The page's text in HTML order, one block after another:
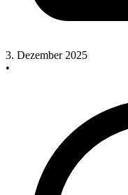
3. Dezember 2025
•